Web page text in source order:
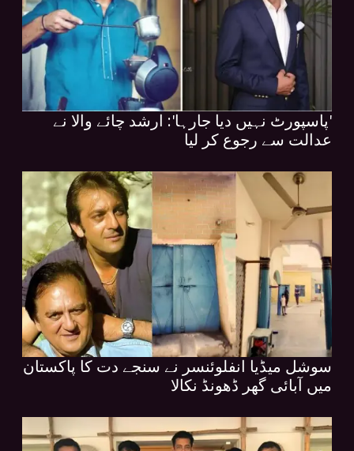
'پاسپورٹ نہیں دیا جارہا': ارشد چائے والا نے
عدالت سے رجوع کر لیا
سوشل میڈیا انفلوئنسر نے سنجے دت کا پاکستان
میں آبائی گھر ڈھونڈ نکالا